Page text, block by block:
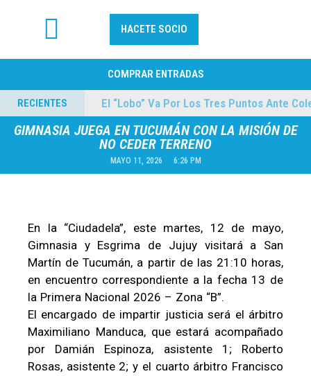
HACETE SOCIO
COMPRAR ENTRADAS
RECIENTES
04/08/2026 El “Lobo” Va Por Los Tres Puntos Ante
GIMNASIA JUEGA EN TUCUMÁN CON LA MISIÓN DE
NO CEDER TERRENO
MAYO 11, 2026 6:26 PM
En la “Ciudadela”, este martes, 12 de mayo,
Gimnasia y Esgrima de Jujuy visitará a San
Martín de Tucumán, a partir de las 21:10 horas,
en encuentro correspondiente a la fecha 13 de
la Primera Nacional 2026 – Zona “B”.
El encargado de impartir justicia será el árbitro
Maximiliano Manduca, que estará acompañado
por Damián Espinoza, asistente 1; Roberto
Rosas, asistente 2; y el cuarto árbitro Francisco